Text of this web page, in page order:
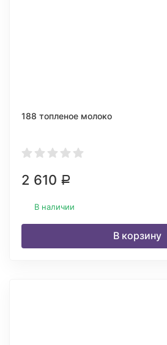
188 топленое молоко
2 610 Р
В наличии
В корзину